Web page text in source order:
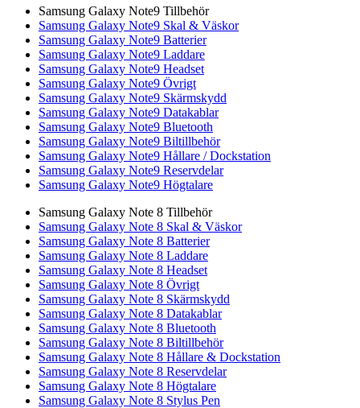
Samsung Galaxy Note9 Tillbehör
Samsung Galaxy Note9 Skal & Väskor
Samsung Galaxy Note9 Batterier
Samsung Galaxy Note9 Laddare
Samsung Galaxy Note9 Headset
Samsung Galaxy Note9 Övrigt
Samsung Galaxy Note9 Skärmskydd
Samsung Galaxy Note9 Datakablar
Samsung Galaxy Note9 Bluetooth
Samsung Galaxy Note9 Biltillbehör
Samsung Galaxy Note9 Hållare / Dockstation
Samsung Galaxy Note9 Reservdelar
Samsung Galaxy Note9 Högtalare
Samsung Galaxy Note 8 Tillbehör
Samsung Galaxy Note 8 Skal & Väskor
Samsung Galaxy Note 8 Batterier
Samsung Galaxy Note 8 Laddare
Samsung Galaxy Note 8 Headset
Samsung Galaxy Note 8 Övrigt
Samsung Galaxy Note 8 Skärmskydd
Samsung Galaxy Note 8 Datakablar
Samsung Galaxy Note 8 Bluetooth
Samsung Galaxy Note 8 Biltillbehör
Samsung Galaxy Note 8 Hållare & Dockstation
Samsung Galaxy Note 8 Reservdelar
Samsung Galaxy Note 8 Högtalare
Samsung Galaxy Note 8 Stylus Pen